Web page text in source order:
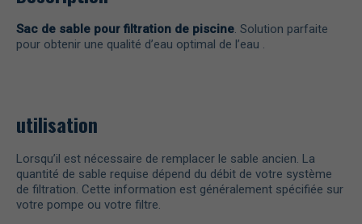
Sac de sable pour filtration de piscine. Solution parfaite
pour obtenir une qualité d’eau optimal de l’eau .
utilisation
Lorsqu’il est nécessaire de remplacer le sable ancien. La
quantité de sable requise dépend du débit de votre système
de filtration. Cette information est généralement spécifiée sur
votre pompe ou votre filtre.